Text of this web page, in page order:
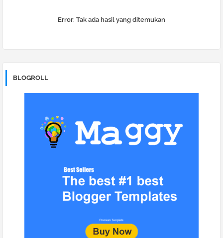
Error: Tak ada hasil yang ditemukan
BLOGROLL